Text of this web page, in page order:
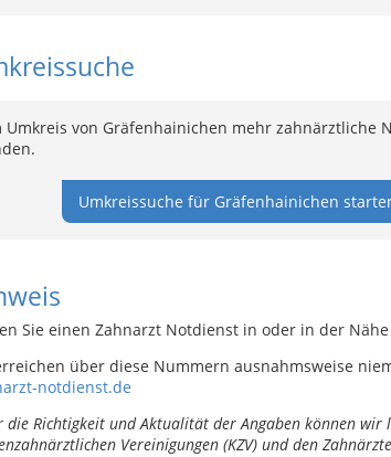
Umkreis von Gräfenhainichen mehr zahnärztliche
Umkreissuche für Gräfenhainichen
Sie einen Zahnarzt Notdienst in oder in der
über diese Nummern ausnahmsweise
notdienst.de
die Richtigkeit und Aktualität der Angaben können wir
Vereinigungen (KZV) und den